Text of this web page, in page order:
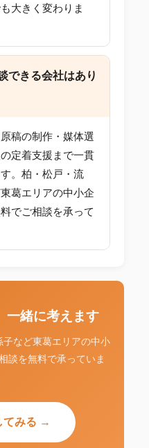
大きく変わりま
できる会社はあり
稿の制作・媒体選
定着支援まで一貫
。柏・松戸・流
葛エリアの中小企
でご相談を承って
一緒に考えます
など東葛エリアの中小
談を無料で承っていま
てみる →